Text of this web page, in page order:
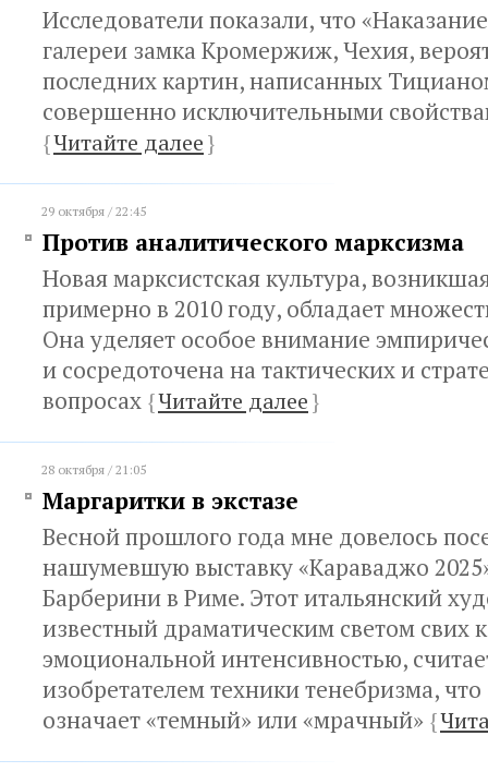
Исследователи показали, что
галереи замка Кромержиж, Чехия,
последних картин, написанных
совершенно исключительными
{Читайте далее}
29 октября / 22:45
Против аналитического марксизма
Новая марксистская культура,
примерно в 2010 году, обладает
Она уделяет особое внимание
и сосредоточена на тактических и
вопросах {Читайте далее}
28 октября / 21:05
Маргаритки в экстазе
Весной прошлого года мне довелось
нашумевшую выставку «Караваджо
Барберини в Риме. Этот итальянский
известный драматическим светом свих
эмоциональной интенсивностью,
изобретателем техники тенебризма,
означает «темный» или «мрачный» {